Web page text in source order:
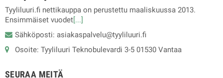
Tyyliluuri.fi nettikauppa on perustettu maaliskuussa 2013.
Ensimmäiset vuodet [...]
Sähköposti: asiakaspalvelu@tyyliluuri.fi
Osoite: Tyyliluuri Teknobulevardi 3-5 01530 Vantaa
SEURAA MEITÄ